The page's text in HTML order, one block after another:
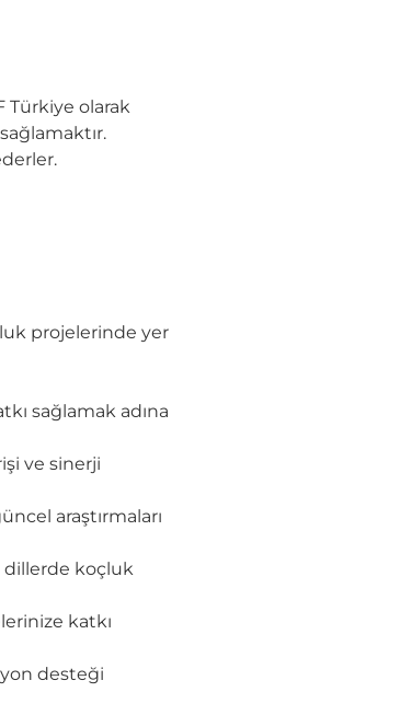
olarak
projelerinde yer
sağlamak adına
ve sinerji
araştırmaları
dillerde koçluk
katkı
desteği